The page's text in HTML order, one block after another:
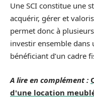
Une SCI constitue une
acquérir, gérer et
permet donc à
investir ensemble
bénéficiant d’un cadre
A lire en complément :
d'une location